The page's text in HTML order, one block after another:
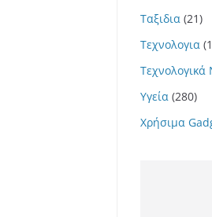
Ταξιδια (21)
Τεχνολογια
Τεχνολογικά
Υγεία (280)
Χρήσιμα